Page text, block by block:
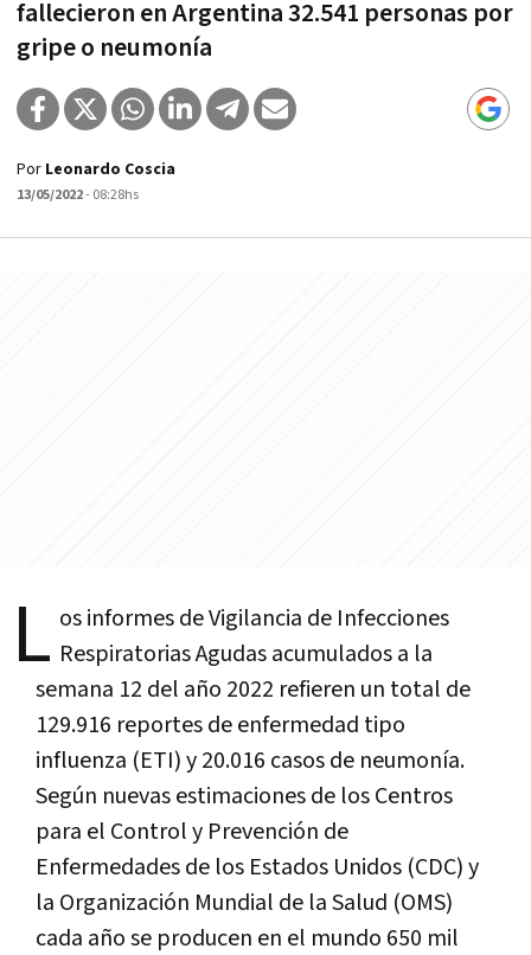
fallecieron en Argentina 32.541 personas por
gripe o neumonía
Por Leonardo Coscia
13/05/2022- 08:28hs
L os informes de Vigilancia de Infecciones
Respiratorias Agudas acumulados a la
semana 12 del año 2022 refieren un total de
129.916 reportes de enfermedad tipo
influenza (ETI) y 20.016 casos de neumonía.
Según nuevas estimaciones de los Centros
para el Control y Prevención de
Enfermedades de los Estados Unidos (CDC) y
la Organización Mundial de la Salud (OMS)
cada año se producen en el mundo 650 mil